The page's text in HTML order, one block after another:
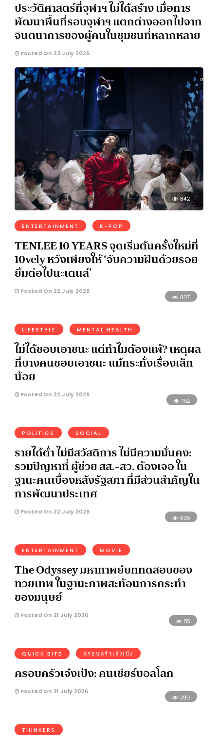
ประวัติศาสตร์ที่จุฬาฯ​ ไม่ได้สร้าง เมื่อการ
พัฒนาพื้นที่รอบจุฬาฯ แตกต่างออกไปจาก
จินตนาการของผู้คนในชุมชนที่หลากหลาย
Posted On 23 July 2026
842
ENTERTAINMENT K-POP
TENLEE 10 YEARS จุดเริ่มต้นครั้งใหม่ที่
10vely หวังเพียงให้ ‘จับความฝันด้วยรอย
ยิ้มต่อไปนะเตนล์’
Posted On 22 July 2026
807
LIFESTYLE MENTAL HEALTH
ไม่ได้ชอบเอาชนะ แต่ทำไมต้องแพ้? เหตุผล
ที่บางคนชอบเอาชนะ แม้กระทั่งเรื่องเล็ก
น้อย
Posted On 22 July 2026
152
POLITICS SOCIAL
รายได้ต่ำ ไม่มีสวัสดิการ ไม่มีความมั่นคง:
รวมปัญหาที่ ผู้ช่วย สส.-สว. ต้องเจอ ใน
ฐานะคนเบื้องหลังรัฐสภา ที่มีส่วนสำคัญใน
การพัฒนาประเทศ
Posted On 22 July 2026
605
ENTERTAINMENT MOVIE
The Odyssey มหากาพย์บททดสอบของ
ทวยเทพ ในฐานะภาพสะท้อนการกระทำ
ของมนุษย์
Posted On 21 July 2026
55
QUICK BITE ครอบครัวเจ๋งเป้ง
ครอบครัวเจ๋งเป้ง: คนเชียร์บอลโลก
Posted On 21 July 2026
290
THINKERS